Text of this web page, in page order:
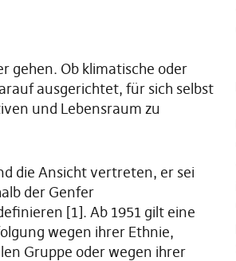
gehen. Ob klimatische oder
ausgerichtet, für sich selbst
und Lebensraum zu
die Ansicht vertreten, er sei
der Genfer
[1]. Ab 1951 gilt eine
wegen ihrer Ethnie,
Gruppe oder wegen ihrer